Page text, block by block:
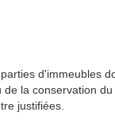
d'immeubles
la conservation
justifiées.